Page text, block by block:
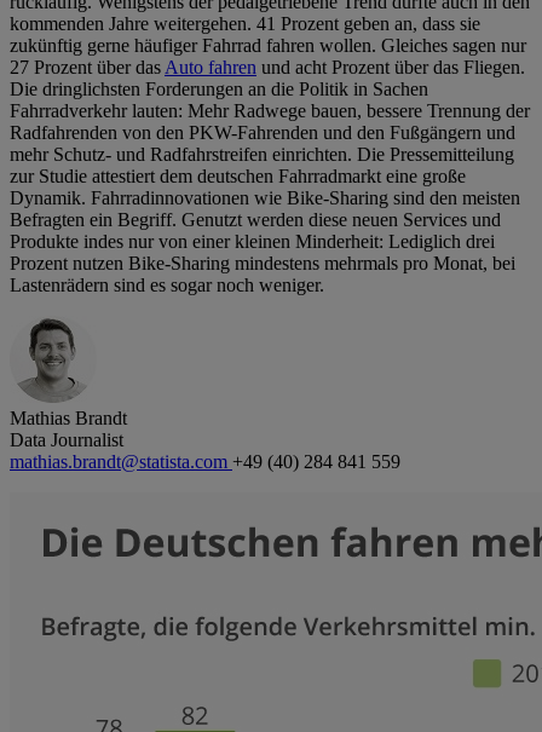
kommenden Jahre weitergehen. 41 Prozent geben an, dass sie
zukünftig gerne häufiger Fahrrad fahren wollen. Gleiches sagen nur
27 Prozent über dasAuto fahren und acht Prozent über das Fliegen.
Die dringlichsten Forderungen an die Politik in Sachen
Fahrradverkehr lauten: Mehr Radwege bauen, bessere Trennung der
Radfahrenden von den PKW-Fahrenden und den Fußgängern und
mehr Schutz- und Radfahrstreifen einrichten. Die Pressemitteilung
zur Studie attestiert dem deutschen Fahrradmarkt eine große
Dynamik. Fahrradinnovationen wie Bike-Sharing sind den meisten
Befragten ein Begriff. Genutzt werden diese neuen Services und
Produkte indes nur von einer kleinen Minderheit: Lediglich drei
Prozent nutzen Bike-Sharing mindestens mehrmals pro Monat, bei
Lastenrädern sind es sogar noch weniger.
Mathias Brandt
Data Journalist
mathias.brandt@statista.com +49 (40) 284 841 559